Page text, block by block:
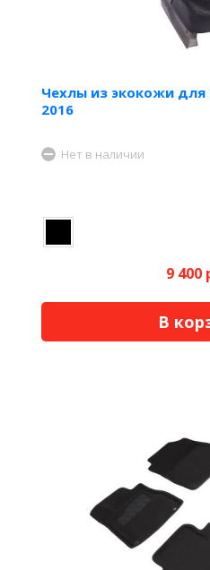
Чехлы из экокожи для
2016
Нет в наличии
9 400
В